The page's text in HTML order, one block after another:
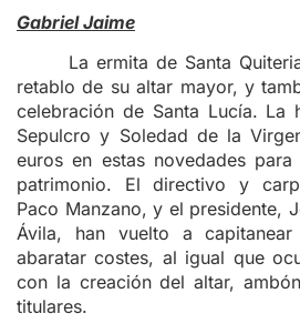
Gabriel Jaime
La ermita de Santa
retablo de su altar mayor, y
celebración de Santa Lucía. La
Sepulcro y Soledad de la
euros en estas novedades
patrimonio. El directivo y
Paco Manzano, y el presidente,
Ávila, han vuelto a
abaratar costes, al igual que
con la creación del altar,
titulares.